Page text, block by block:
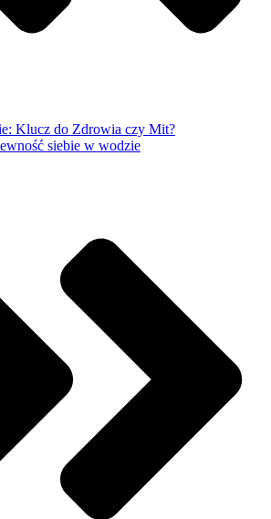
Klucz do Zdrowia czy Mit?
siebie w wodzie